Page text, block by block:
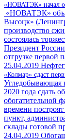
«НОВАТЭК» начал
«НОВАТЭК»
Высоцк»
производство
состоялась
Президент
отгрузке первой
25.04.2019
«Колмар» сдаст
Угледобывающая
2020 года сдать
обогатительной
времени
пункт,
склады готовой
24.04.2019